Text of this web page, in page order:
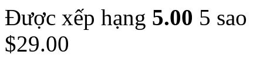
Được xếp hạng 5.00 5 sao
$29.00